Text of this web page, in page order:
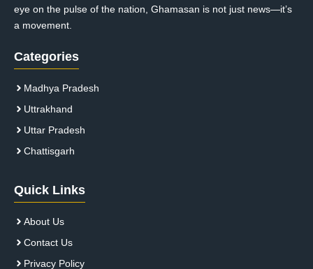
eye on the pulse of the nation, Ghamasan is not just news—it’s
a movement.
Categories
Madhya Pradesh
Uttrakhand
Uttar Pradesh
Chattisgarh
Quick Links
About Us
Contact Us
Privacy Policy